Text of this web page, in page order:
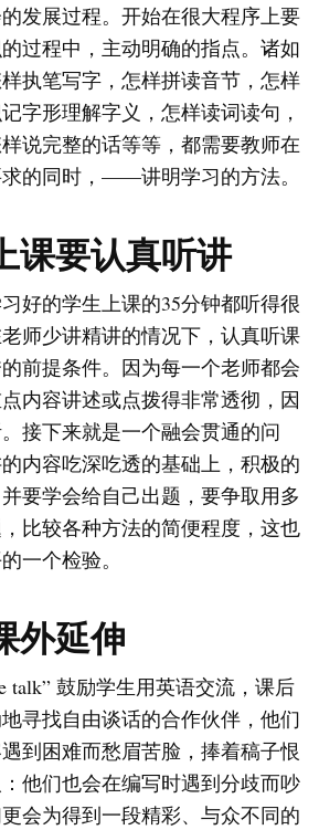
发展过程。开始在很大程序上要
过程中，主动明确的指点。诸如
执笔写字，怎样拼读音节，怎样
字形理解字义，怎样读词读句，
说完整的话等等，都需要教师在
的同时，——讲明学习的方法。
要认真听讲
的学生上课的35分钟都听得很
师少讲精讲的情况下，认真听课
前提条件。因为每一个老师都会
内容讲述或点拨得非常透彻，因
接下来就是一个融会贯通的问
内容吃深吃透的基础上，积极的
要学会给自己出题，要争取用多
比较各种方法的简便程度，这也
一个检验。
延伸
鼓励学生用英语交流，课后
寻找自由谈话的合作伙伴，他们
到困难而愁眉苦脸，捧着稿子恨
他们也会在编写时遇到分歧而吵
会为得到一段精彩、与众不同的